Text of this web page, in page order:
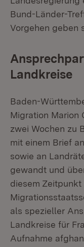
Bund-Länder-
Vorgehen geben
Landkreise
Baden-
Migration Marion
zwei Wochen zu
mit einem Brief
sowie an
gewandt und
diesem Zeitpunkt
als spezieller
Landkreise für
Aufnahme